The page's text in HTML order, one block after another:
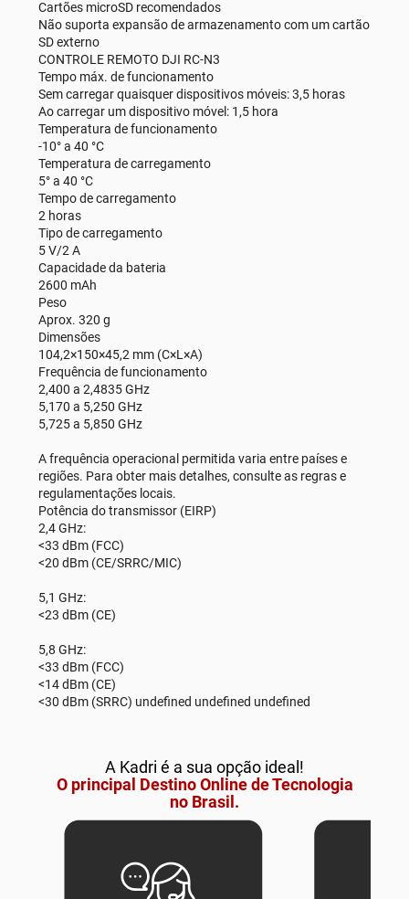
Cartões microSD recomendados
Não suporta expansão de armazenamento com um cartão
SD externo
CONTROLE REMOTO DJI RC-N3
Tempo máx. de funcionamento
Sem carregar quaisquer dispositivos móveis: 3,5 horas
Ao carregar um dispositivo móvel: 1,5 hora
Temperatura de funcionamento
-10° a 40 °C
Temperatura de carregamento
5° a 40 °C
Tempo de carregamento
2 horas
Tipo de carregamento
5 V/2 A
Capacidade da bateria
2600 mAh
Peso
Aprox. 320 g
Dimensões
104,2×150×45,2 mm (C×L×A)
Frequência de funcionamento
2,400 a 2,4835 GHz
5,170 a 5,250 GHz
5,725 a 5,850 GHz
A frequência operacional permitida varia entre países e
regiões. Para obter mais detalhes, consulte as regras e
regulamentações locais.
Potência do transmissor (EIRP)
2,4 GHz:
<33 dBm (FCC)
<20 dBm (CE/SRRC/MIC)
5,1 GHz:
<23 dBm (CE)
5,8 GHz:
<33 dBm (FCC)
<14 dBm (CE)
<30 dBm (SRRC) undefined undefined undefined
A Kadri é a sua opção ideal!
O principal Destino Online de Tecnologia
no Brasil.